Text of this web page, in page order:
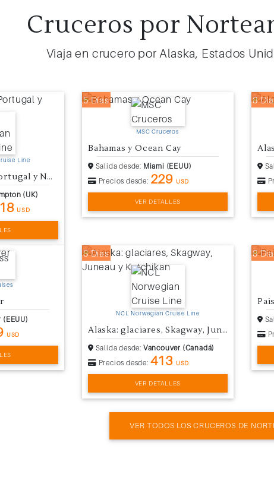
Cruceros por
Viaja en crucero por Alaska, Estados
Line
Francia, España, Portugal y Nueva York
(UK)
USD
5 Días
MSC Cruceros
Bahamas y Ocean Cay
Salida desde: Miami (EEUU)
Precios desde: 229 USD
VER DETALLES
8
USD
8 Días
NCL Norwegian Cruise Line
Alaska: glaciares, Skagway, Juneau y Ketchikan
Salida desde: Vancouver (Canadá)
Precios desde: 413 USD
VER DETALLES
8
VER TODOS LOS CRUCEROS DE